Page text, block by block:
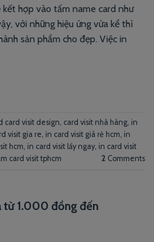
kết hợp vào tấm name card như
với những hiệu ứng vừa kể thì
sản phẩm cho đẹp. Việc in
card visit design card visit nhà hàng in
visit gia re in card visit giá rẻ hcm in
hcm in card visit lấy ngay in card visit
card visit tphcm 2 Comments
từ 1.000 đồng đến